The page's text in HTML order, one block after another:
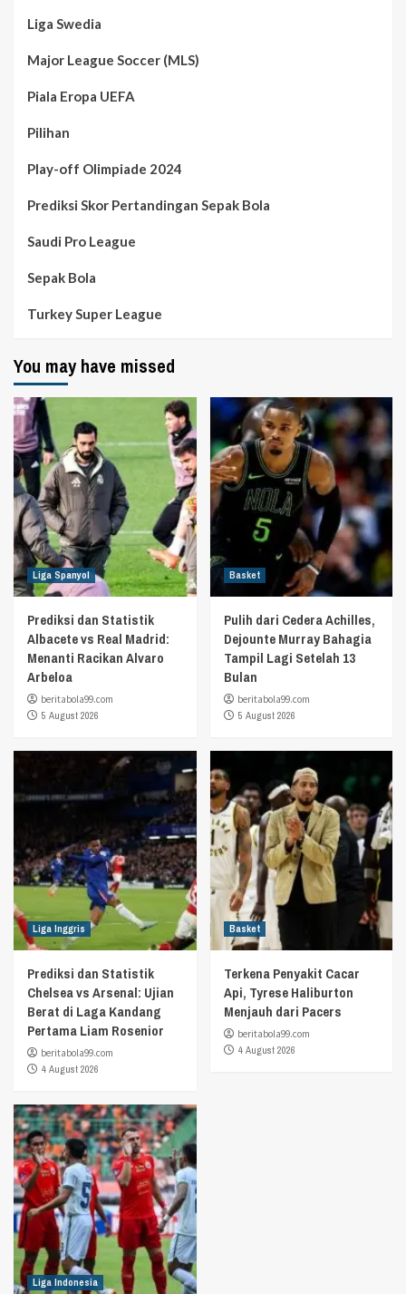
Liga Swedia
Major League Soccer (MLS)
Piala Eropa UEFA
Pilihan
Play-off Olimpiade 2024
Prediksi Skor Pertandingan Sepak Bola
Saudi Pro League
Sepak Bola
Turkey Super League
You may have missed
Liga Spanyol
Prediksi dan Statistik
Albacete vs Real Madrid:
Menanti Racikan Alvaro
Arbeloa
beritabola99.com
5 August 2026
Basket
Pulih dari Cedera Achilles,
Dejounte Murray Bahagia
Tampil Lagi Setelah 13
Bulan
beritabola99.com
5 August 2026
Liga Inggris
Prediksi dan Statistik
Chelsea vs Arsenal: Ujian
Berat di Laga Kandang
Pertama Liam Rosenior
beritabola99.com
4 August 2026
Basket
Terkena Penyakit Cacar
Api, Tyrese Haliburton
Menjauh dari Pacers
beritabola99.com
4 August 2026
Liga Indonesia